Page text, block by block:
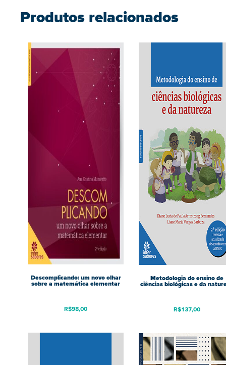
Produtos relacionados
Descomplicando: um novo olhar
sobre a matemática elementar
R$98,00
Metodologia do ensino de
ciências biológicas e da
R$137,00